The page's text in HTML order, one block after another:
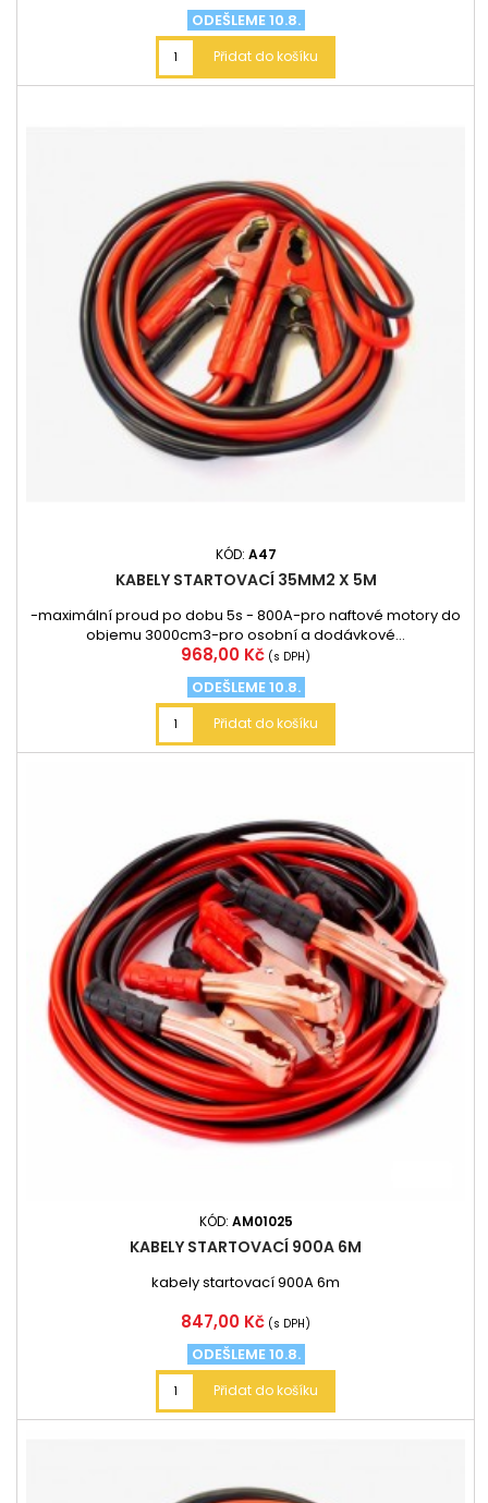
ODEŠLEME 10.8.
Přidat do košíku
KÓD: A47
KABELY STARTOVACÍ 35MM2 X 5M
-maximální proud po dobu 5s - 800A-pro naftové motory do
objemu 3000cm3-pro osobní a dodávkové...
Cena
968,00 Kč (s DPH)
ODEŠLEME 10.8.
Přidat do košíku
KÓD: AM01025
KABELY STARTOVACÍ 900A 6M
kabely startovací 900A 6m
Cena
847,00 Kč (s DPH)
ODEŠLEME 10.8.
Přidat do košíku